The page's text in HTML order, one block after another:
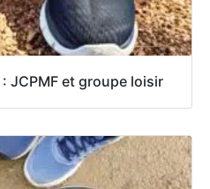
JCPMF et groupe loisir